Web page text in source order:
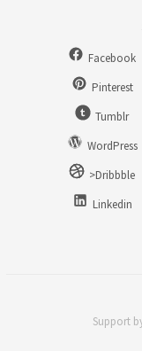
Facebook
Pinterest
Tumblr
WordPress
>Dribbble
Linkedin
Support